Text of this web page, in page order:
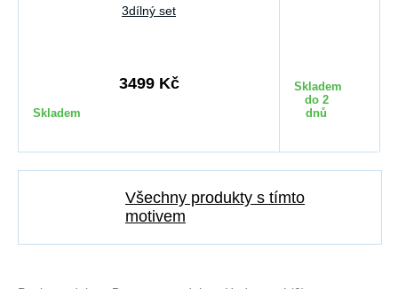
3dílný set
3499 Kč
Skladem
Skladem
do 2
dnů
Všechny produkty s tímto
motivem